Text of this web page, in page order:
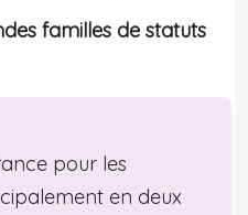
familles de statuts
pour les
en deux